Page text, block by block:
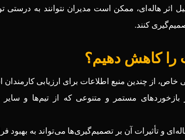
هاله‌ای، ممکن است مدیران نتوانند به درستی
کنند.
را کاهش دهیم؟
خاص، از چندین منبع اطلاعات برای ارزیابی کارمندان
بازخوردهای مستمر و متنوعی که از تیم‌ها و
و تأثیرات آن بر تصمیم‌گیری‌ها می‌تواند به بهبود